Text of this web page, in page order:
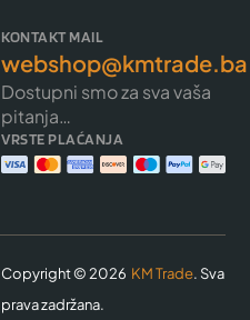
KONTAKT MAIL
webshop@kmtrade.ba
Dostupni smo za sva vaša
pitanja…
VRSTE PLAĆANJA
Copyright © 2026 KM Trade. Sva
prava zadržana.